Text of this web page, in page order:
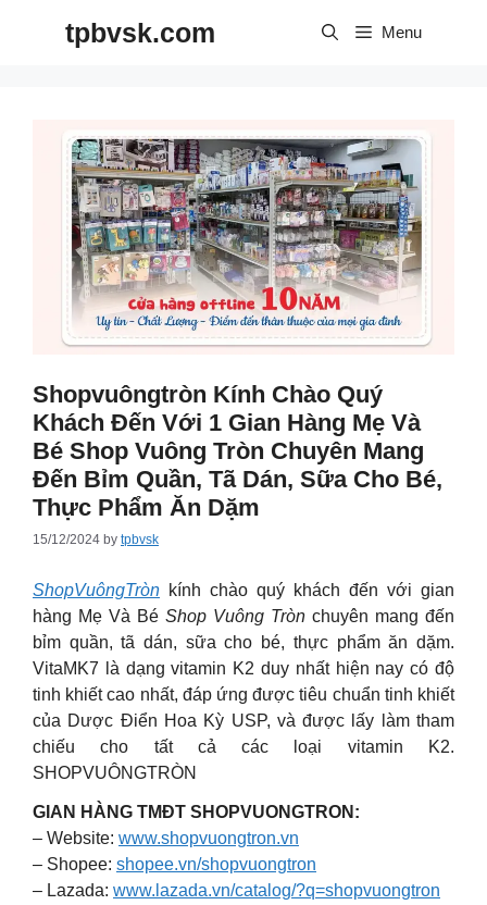
tpbvsk.com Menu
Shopvuôngtròn Kính Chào Quý
Khách Đến Với 1 Gian Hàng Mẹ Và
Bé Shop Vuông Tròn Chuyên Mang
Đến Bỉm Quần, Tã Dán, Sữa Cho Bé,
Thực Phẩm Ăn Dặm
15/12/2024 by tpbvsk
ShopVuôngTròn kính chào quý khách đến với gian
hàng Mẹ Và Bé Shop Vuông Tròn chuyên mang đến
bỉm quần, tã dán, sữa cho bé, thực phẩm ăn dặm.
VitaMK7 là dạng vitamin K2 duy nhất hiện nay có độ
tinh khiết cao nhất, đáp ứng được tiêu chuẩn tinh khiết
của Dược Điển Hoa Kỳ USP, và được lấy làm tham
chiếu cho tất cả các loại vitamin K2.
SHOPVUÔNGTRÒN
GIAN HÀNG TMĐT SHOPVUONGTRON:
– Website: www.shopvuongtron.vn
– Shopee: shopee.vn/shopvuongtron
– Lazada: www.lazada.vn/catalog/?q=shopvuongtron